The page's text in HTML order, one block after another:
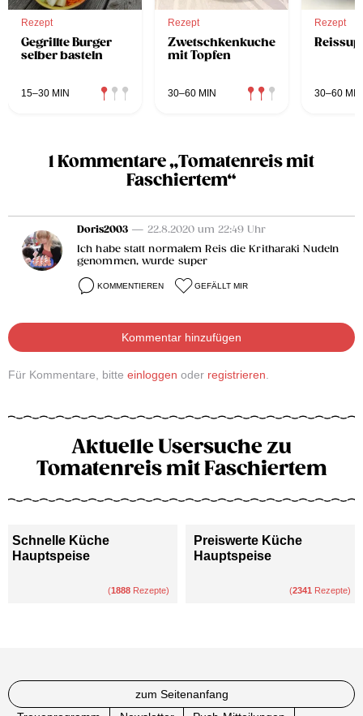
Rezept
Gegrillte Burger
selber basteln
15–30 MIN
Rezept
Zwetschkenkuchen
mit Topfen
30–60 MIN
Rezept
30–60 MIN
1 Kommentare „Tomatenreis mit
Faschiertem“
Doris2003 — 22.8.2020 um 22:49 Uhr
Ich habe statt normalem Reis die Kritharaki Nudeln
genommen, wurde super
KOMMENTIEREN GEFÄLLT MIR
Kommentar hinzufügen
Für Kommentare, bitte einloggen oder registrieren.
Aktuelle Usersuche zu
Tomatenreis mit Faschiertem
Schnelle Küche
Hauptspeise
(1888 Rezepte)
Preiswerte Küche
Hauptspeise
(2341 Rezepte)
zum Seitenanfang